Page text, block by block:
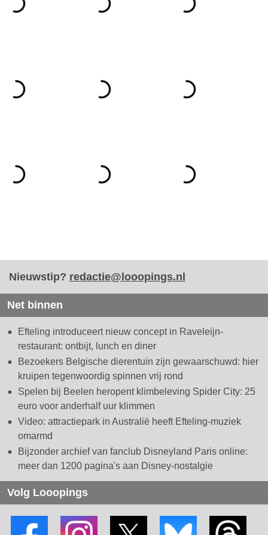
Nieuwstip? redactie@looopings.nl
Net binnen
Efteling introduceert nieuw concept in Raveleijn-
restaurant: ontbijt, lunch en diner
Bezoekers Belgische dierentuin zijn gewaarschuwd: hier
kruipen tegenwoordig spinnen vrij rond
Spelen bij Beelen heropent klimbeleving Spider City: 25
euro voor anderhalf uur klimmen
Video: attractiepark in Australië heeft Efteling-muziek
omarmd
Bijzonder archief van fanclub Disneyland Paris online:
meer dan 1200 pagina's aan Disney-nostalgie
Volg Looopings